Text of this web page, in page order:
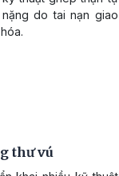
do tai nạn giao
thư vú